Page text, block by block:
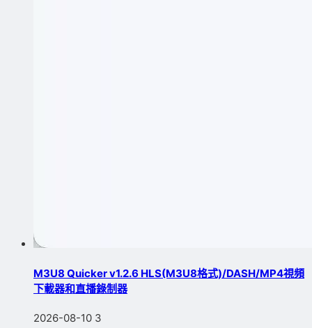
M3U8 Quicker v1.2.6 HLS(M3U8格式)/DASH/MP4視頻
下載器和直播錄制器
2026-08-10 3